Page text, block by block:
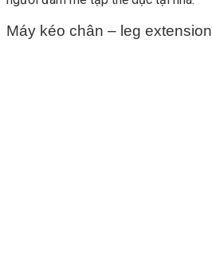
Máy kéo chân – leg extension